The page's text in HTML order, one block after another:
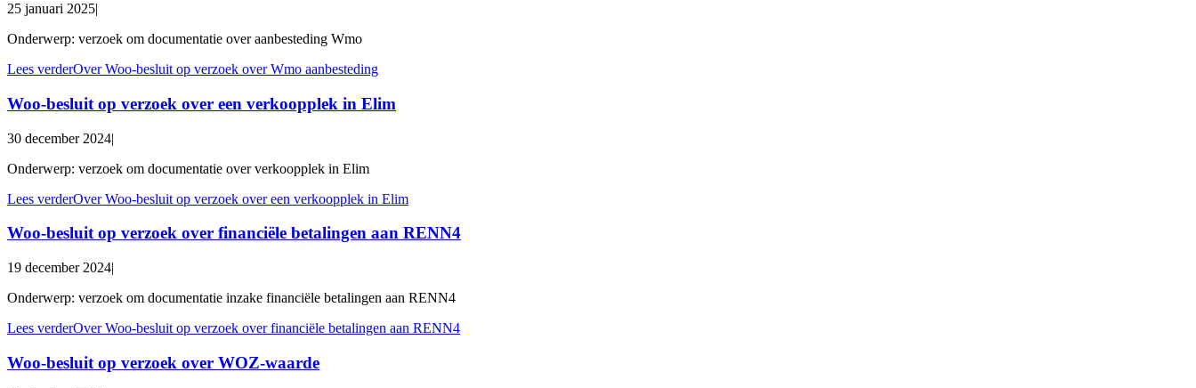
25 januari 2025|
Onderwerp: verzoek om documentatie over aanbesteding Wmo
Lees verderOver Woo-besluit op verzoek over Wmo aanbesteding
Woo-besluit op verzoek over een verkoopplek in Elim
30 december 2024|
Onderwerp: verzoek om documentatie over verkoopplek in Elim
Lees verderOver Woo-besluit op verzoek over een verkoopplek in Elim
Woo-besluit op verzoek over financiële betalingen aan RENN4
19 december 2024|
Onderwerp: verzoek om documentatie inzake financiële betalingen aan RENN4
Lees verderOver Woo-besluit op verzoek over financiële betalingen aan RENN4
Woo-besluit op verzoek over WOZ-waarde